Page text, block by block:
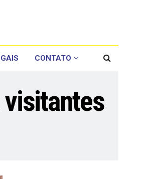
CONTATO